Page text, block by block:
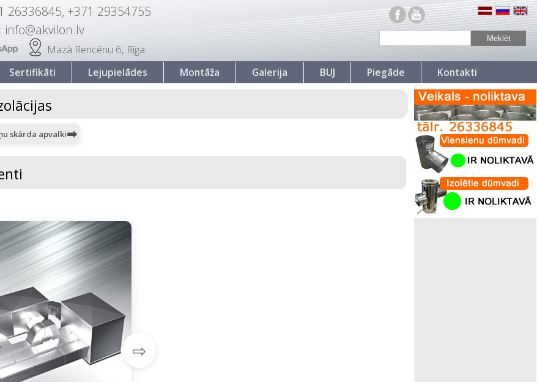
26336845, +371 29354755
info@akvilon.lv
Mazā Rencēnu 6, Rīga
Kontakti
Piegāde
BUJ
Galerija
Montāža
Lejupielādes
Sertifikāti
skārda apvalki
⇨